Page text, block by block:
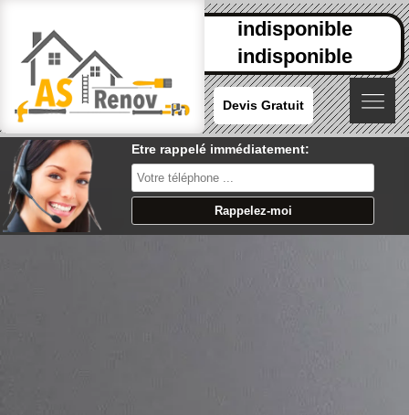
indisponible
indisponible
Devis Gratuit
Etre rappelé immédiatement: